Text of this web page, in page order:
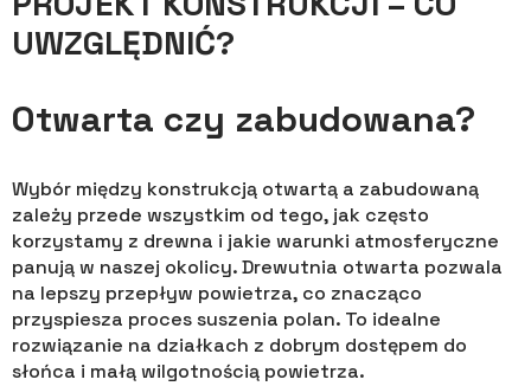
UWZGLĘDNIĆ?
Otwarta czy zabudowana?
Wybór między konstrukcją otwartą a zabudowaną
zależy przede wszystkim od tego, jak często
korzystamy z drewna i jakie warunki atmosferyczne
panują w naszej okolicy. Drewutnia otwarta pozwala
na lepszy przepływ powietrza, co znacząco
przyspiesza proces suszenia polan. To idealne
rozwiązanie na działkach z dobrym dostępem do
słońca i małą wilgotnością powietrza.